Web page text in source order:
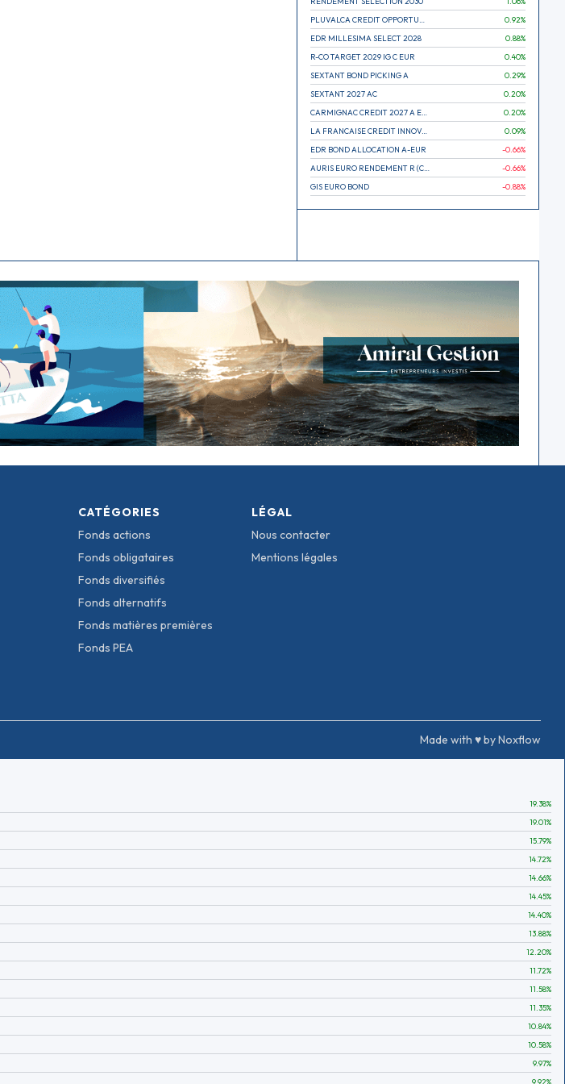
0.92%
EDR MILLESIMA SELECT 2028
0.88%
R-CO TARGET 2029 IG C EUR
0.40%
SEXTANT BOND PICKING A
0.29%
SEXTANT 2027 AC
0.20%
0.20%
LA FRANCAISE CREDIT INNOVATION
0.09%
EDR BOND ALLOCATION A-EUR
-0.66%
-0.66%
GIS EURO BOND
-0.88%
CATÉGORIES
Fonds actions
Fonds obligataires
Fonds diversifiés
Fonds alternatifs
Fonds matières premières
Fonds PEA
LÉGAL
Nous contacter
Mentions légales
Made with ♥ by Noxflow
19.38%
19.01%
15.79%
14.72%
14.66%
14.45%
14.40%
13.88%
12.20%
11.72%
11.58%
11.35%
10.84%
10.58%
9.97%
9.92%